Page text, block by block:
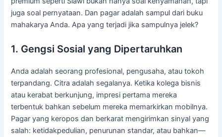
juga soal pernyataan. Dan pagar adalah sampul dari buku
mahakarya Anda. Apa yang terjadi jika sampulnya jelek?
1. Gengsi Sosial yang Dipertaruhkan
Anda adalah seorang profesional, pengusaha, atau tokoh
terpandang. Citra adalah segalanya. Ketika kolega bisnis
atau kerabat berkunjung, impresi pertama mereka
terbentuk bahkan sebelum mereka memarkirkan mobilnya.
Pagar yang keropos dan berkarat mengirimkan sinyal yang
salah: ketidakpedulian, penurunan standar, atau bahkan—